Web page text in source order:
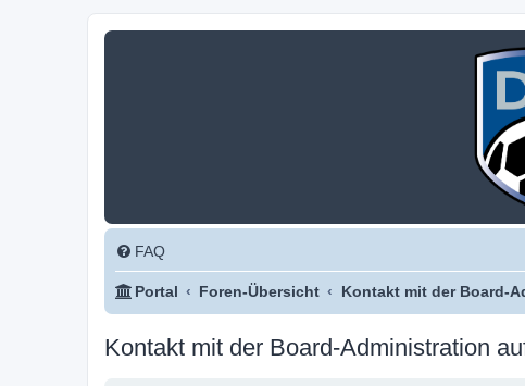
FAQ
Portal Foren-Übersicht Kontakt mit der Board-
Kontakt mit der Board-Administration